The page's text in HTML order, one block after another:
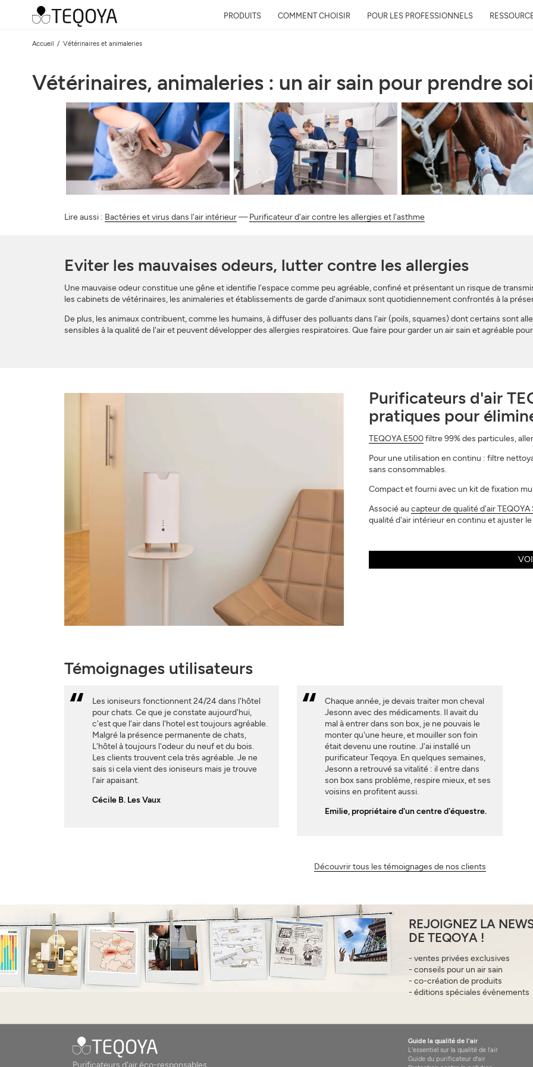
PRODUITS COMMENT CHOISIR POUR LES PROFESSIONNELS
Accueil Vétérinaires et animaleries
Vétérinaires, animaleries : un air sain pour prendre
Lire aussi : Bactéries et virus dans l'air intérieur—Purificateur d'air contre les allergies et l'asthme
Eviter les mauvaises odeurs, lutter contre les allergies
Une mauvaise odeur constitue une gêne et identifie l'espace comme peu agréable, confiné et présentant un risque de
les cabinets de vétérinaires, les animaleries et établissements de garde d'animaux sont quotidiennement confrontés à la
De plus, les animaux contribuent, comme les humains, à diffuser des polluants dans l'air (poils, squames) dont certains sont
sensibles à la qualité de l'air et peuvent développer des allergies respiratoires. Que faire pour garder un air sain et agréable
Purificateurs d'air
pratiques pour
TEQOYA E500filtre 99% des particules,
Pour une utilisation en continu : filtre
sans consommables.
Compact et fourni avec un kit de fixation
Associé au capteur de qualité d'air
qualité d'air intérieur en continu et ajuster
Témoignages utilisateurs
Les ioniseurs fonctionnent 24/24 dans l'hôtel
pour chats. Ce que je constate aujourd'hui,
c'est que l'air dans l'hotel est toujours agréable.
Malgré la présence permanente de chats,
L'hôtel à toujours l'odeur du neuf et du bois.
Les clients trouvent cela très agréable. Je ne
sais si cela vient des ioniseurs mais je trouve
l'air apaisant.
Cécile B. Les Vaux
Chaque année, je devais traiter mon cheval
Jesonn avec des médicaments. Il avait du
mal à entrer dans son box, je ne pouvais le
monter qu'une heure, et mouiller son foin
était devenu une routine. J'ai installé un
purificateur Teqoya. En quelques semaines,
Jesonn a retrouvé sa vitalité : il entre dans
son box sans problème, respire mieux, et ses
voisins en profitent aussi.
Emilie, propriétaire d'un centre d'équestre.
Découvrir tous les témoignages de nos clients
REJOIGNEZ LA
DE TEQOYA !
- ventes privées exclusives
- conseils pour un air sain
- co-création de produits
- éditions spéciales évènements
Guide la qualité de l'air
L'essentiel sur la qualité de l'air
Guide du purificateur d'air